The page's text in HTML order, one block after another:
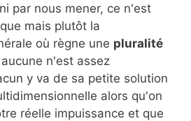
par nous mener, ce n'est
mais plutôt la
où règne une pluralité
n'est assez
y va de sa petite solution
alors qu'on
réelle impuissance et que